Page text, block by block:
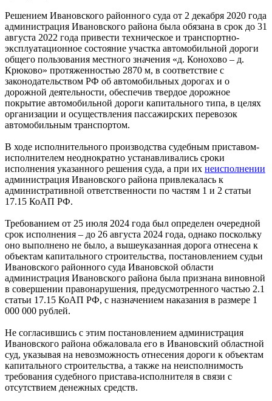
Решением Ивановского районного суда от 2 декабря 2020 года
администрация Ивановского района была обязана в срок до 31
августа 2022 года привести техническое и транспортно-
эксплуатационное состояние участка автомобильной дороги
общего пользования местного значения «д. Конохово – д.
Крюково» протяженностью 2870 м, в соответствие с
законодательством РФ об автомобильных дорогах и о
дорожной деятельности, обеспечив твердое дорожное
покрытие автомобильной дороги капитального типа, в целях
организации и осуществления пассажирских перевозок
автомобильным транспортом.
В ходе исполнительного производства судебным приставом-
исполнителем неоднократно устанавливались сроки
исполнения указанного решения суда, а при их неисполнении
администрация Ивановского района привлекалась к
административной ответственности по частям 1 и 2 статьи
17.15 КоАП РФ.
Требованием от 25 июля 2024 года был определен очередной
срок исполнения – до 26 августа 2024 года, однако поскольку
оно выполнено не было, а вышеуказанная дорога отнесена к
объектам капитального строительства, постановлением судьи
Ивановского районного суда Ивановской области
администрация Ивановского района была признана виновной
в совершении правонарушения, предусмотренного частью 2.1
статьи 17.15 КоАП РФ, с назначением наказания в размере 1
000 000 рублей.
Не согласившись с этим постановлением администрация
Ивановского района обжаловала его в Ивановский областной
суд, указывая на невозможность отнесения дороги к объектам
капитального строительства, а также на неисполнимость
требования судебного пристава-исполнителя в связи с
отсутствием денежных средств.